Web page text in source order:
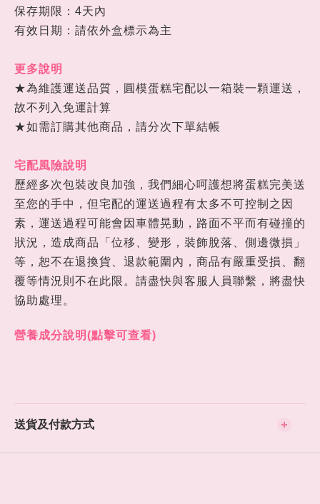
保存期限：4天內
有效日期：請依外盒標示為主
更多說明
★為維護運送品質，圓模蛋糕宅配以一箱裝一顆運送，
故不列入免運計算
★如需訂購其他商品，請分次下單結帳
宅配風險說明
歷經多次包裝改良加強，我們細心呵護想將蛋糕完美送
至您的手中，但宅配的運送過程有太多不可控制之因
素，運送過程可能會因車體晃動，路面不平而有碰撞的
狀況，造成商品「位移、變形，裝飾脫落、側邊微損」
等，恕不在退換貨、退款範圍內，商品有嚴重受損、翻
覆等情況則不在此限。請盡快與客服人員聯繫，將盡快
協助處理。
營養成分說明(點擊可查看)
送貨及付款方式